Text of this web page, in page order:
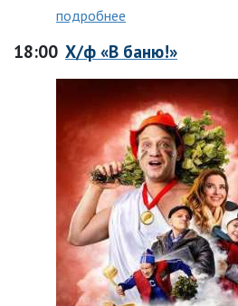
подробнее
18:00 Х/ф «В баню!»